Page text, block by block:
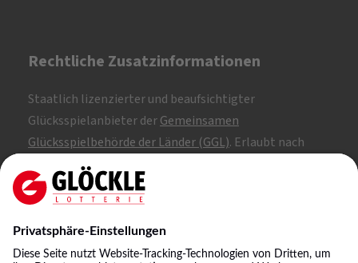
Rechtliche Zusatzinformationen
Staatlich lizenzierter und beaufsichtigter
Glücksspielanbieter derGemeinsamen
Glücksspielbehörde der Länder (GGL). Erlaubt nach
Whitelist.
SKL: 1, 2, 3
NKL: A, B, C